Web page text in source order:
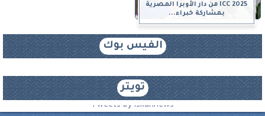
ICC 2025 من دار الأوبرا المصرية
بمشاركة خبراء...
الفيس بوك
تويتر
Tweets by iskannews